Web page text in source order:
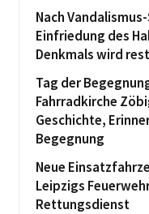
Nach
Einfriedung des
Denkmals wird
Tag der
Fahrradkirche
Geschichte,
Begegnung
Neue
Leipzigs
Rettungsdienst